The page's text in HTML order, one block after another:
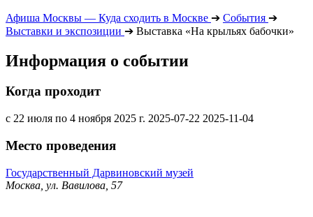
Афиша Москвы — Куда сходить в Москве ➔ События ➔
Выставки и экспозиции ➔ Выставка «На крыльях бабочки»
Информация о событии
Когда проходит
с 22 июля по 4 ноября 2025 г. 2025-07-22 2025-11-04
Место проведения
Государственный Дарвиновский музей
Москва, ул. Вавилова, 57